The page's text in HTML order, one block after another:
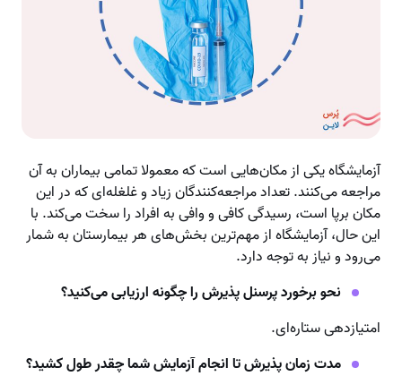
آزمایشگاه یکی از مکان‌هایی است که معمولا تمامی بیماران به آن
مراجعه می‌کنند. تعداد مراجعه‌کنندگان زیاد و غلغله‌ای که در این
مکان برپا است، رسیدگی کافی و وافی به افراد را سخت می‌کند. با
این‌ حال، آزمایشگاه از مهم‌ترین بخش‌های هر بیمارستان به شمار
می‌رود و نیاز به توجه دارد.
نحو برخورد پرسنل پذیرش را چگونه ارزیابی می‌کنید؟
امتیازدهی ستاره‌ای.
مدت زمان پذیرش تا انجام آزمایش شما چقدر طول کشید؟